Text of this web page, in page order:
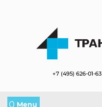
+7 (495) 626-01-63
0 Menu